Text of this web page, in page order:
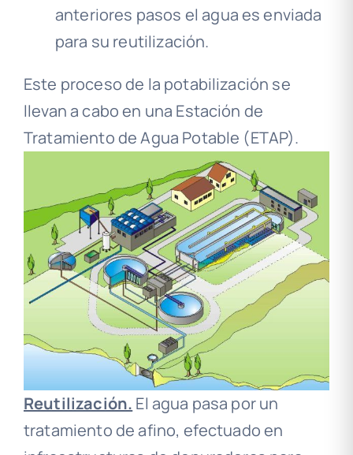
anteriores pasos el agua es enviada
para su reutilización.
Este proceso de la potabilización se
llevan a cabo en una Estación de
Tratamiento de Agua Potable (ETAP).
Reutilización. El agua pasa por un
tratamiento de afino, efectuado en